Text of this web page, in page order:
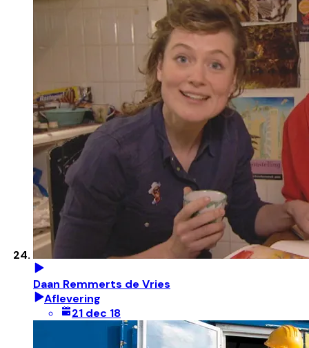
Daan Remmerts de Vries
Aflevering
21 dec 18